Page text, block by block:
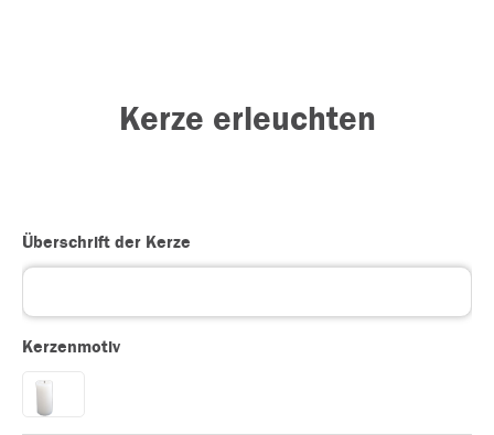
Kerze erleuchten
Überschrift der Kerze
Kerzenmotiv